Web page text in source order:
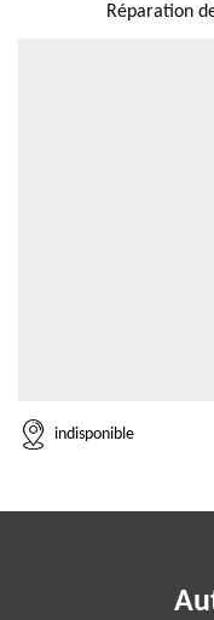
Réparation
indisponible